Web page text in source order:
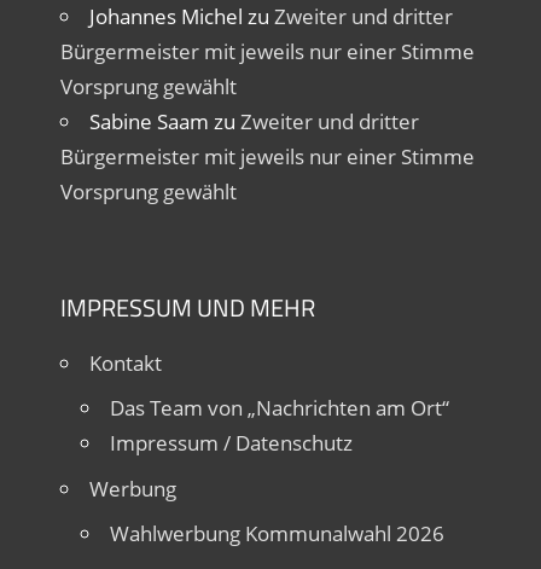
Johannes Michel zu Zweiter und dritter
Bürgermeister mit jeweils nur einer Stimme
Vorsprung gewählt
Sabine Saam zu Zweiter und dritter
Bürgermeister mit jeweils nur einer Stimme
Vorsprung gewählt
IMPRESSUM UND MEHR
Kontakt
Das Team von „Nachrichten am Ort“
Impressum / Datenschutz
Werbung
Wahlwerbung Kommunalwahl 2026